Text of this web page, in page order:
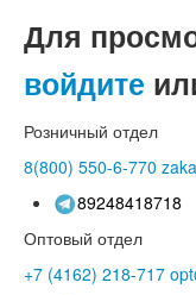
Для
войдите
Розничный отдел
8(800) 550-6-770
89248418718
Оптовый отдел
+7 (4162) 218-717